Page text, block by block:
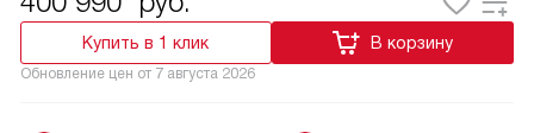
Купить в 1 клик В корзину
Обновление цен от 7 августа 2026